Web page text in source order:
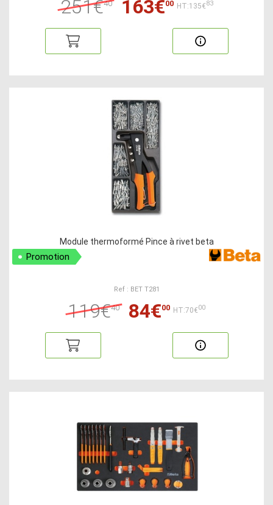
251€40 163€00 HT:135€83
Module thermoformé Pince à rivet beta
Promotion
Ref : BET T281
119€40 84€00 HT:70€00